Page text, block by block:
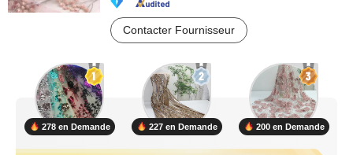
Contacter Fournisseur
278 en Demande 227 en Demande 200 en Demande